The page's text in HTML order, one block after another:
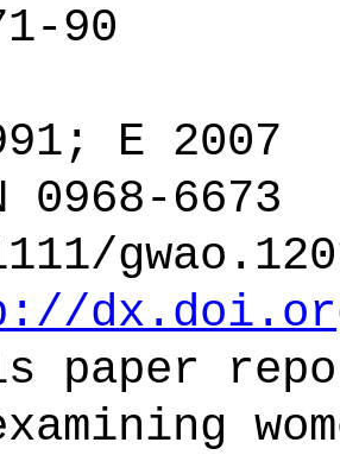
90
E 2007
0968-6673
paper